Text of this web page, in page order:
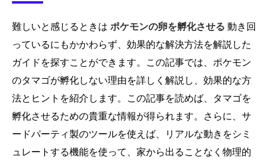
難しいと感じるときは ポケモンの卵を孵化させる 動き回
っているにもかかわらず、効果的な解決方法を解説した
ガイドを探すことができます。この記事では、ポケモン
のタマゴが孵化しない理由を詳しく解説し、効果的な方
法とヒントを紹介します。この記事を読めば、タマゴを
孵化させるための貴重な情報が得られます。さらに、サ
ードパーティ製のツールを使えば、リアルな動きをシミ
ュレートする機能を使って、家から出ることなく物理的